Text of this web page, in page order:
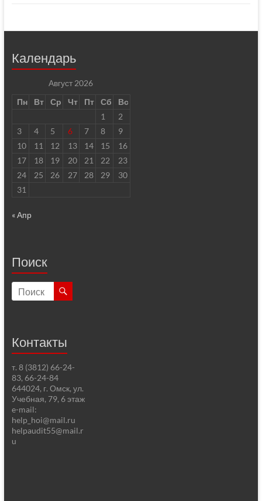
Календарь
Август 2026
Пн
Вт Ср Чт Пт Сб
Вс
1
2
3
4 5 6 7 8
9
10
11 12 13 14 15
16
17
18 19 20 21 22
23
24
25 26 27 28 29
30
31
« Апр
Поиск
Контакты
т. 8 (3812) 66-24-
83, 66-24-84
644024, г. Омск, ул.
Учебная, 79, 6 этаж
e-mail:
help_hoi@mail.ru
helpaudit55@mail.r
u